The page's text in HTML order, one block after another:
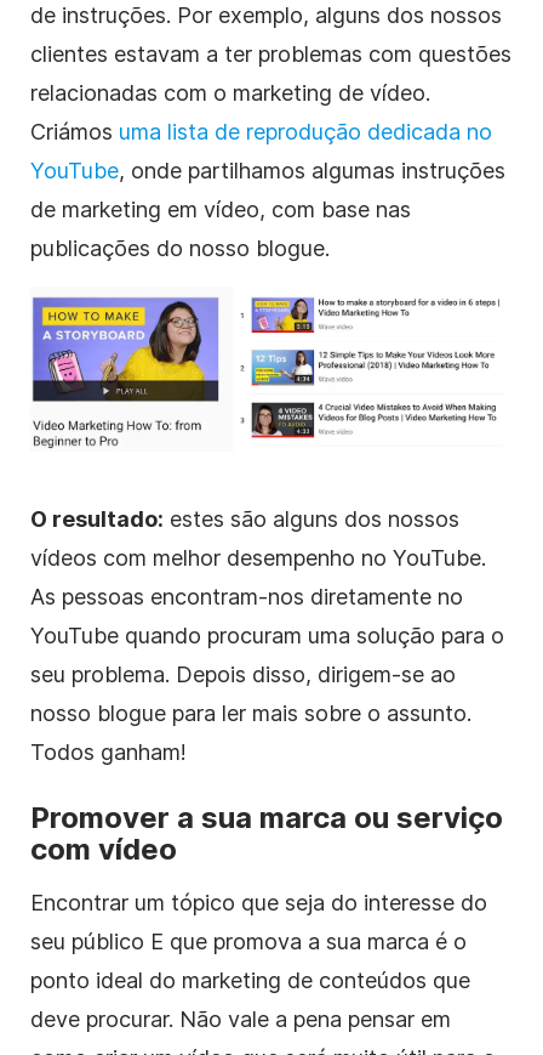
de instruções. Por exemplo, alguns dos nossos
clientes estavam a ter problemas com questões
relacionadas com o marketing de vídeo.
Criámos uma lista de reprodução dedicada no
YouTube, onde partilhamos algumas instruções
de marketing em vídeo, com base nas
publicações do nosso blogue.
O resultado: estes são alguns dos nossos
vídeos com melhor desempenho no YouTube.
As pessoas encontram-nos diretamente no
YouTube quando procuram uma solução para o
seu problema. Depois disso, dirigem-se ao
nosso blogue para ler mais sobre o assunto.
Todos ganham!
Promover a sua marca ou serviço
com vídeo
Encontrar um tópico que seja do interesse do
seu público E que promova a sua marca é o
ponto ideal do marketing de conteúdos que
deve procurar. Não vale a pena pensar em